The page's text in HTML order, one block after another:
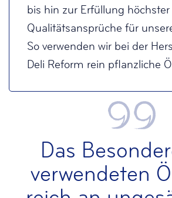
bis hin zur Erfüllung höchster
Qualitätsansprüche für
So verwenden wir bei der
Deli Reform rein pflanzliche
Das
verwendeten